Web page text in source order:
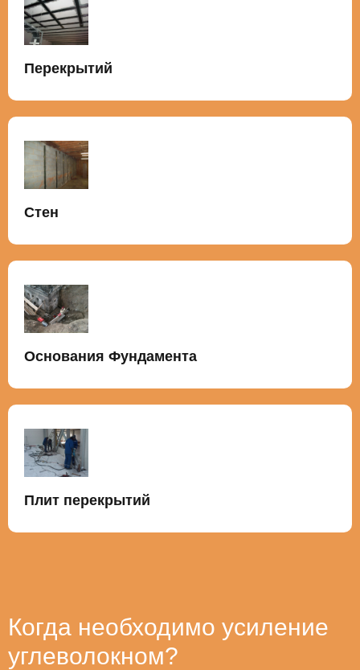
Перекрытий
Стен
Основания Фундамента
Плит перекрытий
Когда необходимо усиление
углеволокном?